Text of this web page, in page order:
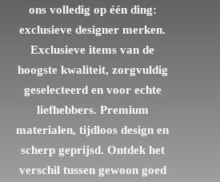
ons volledig op één ding:
exclusieve designer merken.
Exclusieve items van de
hoogste kwaliteit, zorgvuldig
geselecteerd en voor echte
liefhebbers. Premium
materialen, tijdloos design en
scherp geprijsd. Ontdek het
verschil tussen gewoon goed